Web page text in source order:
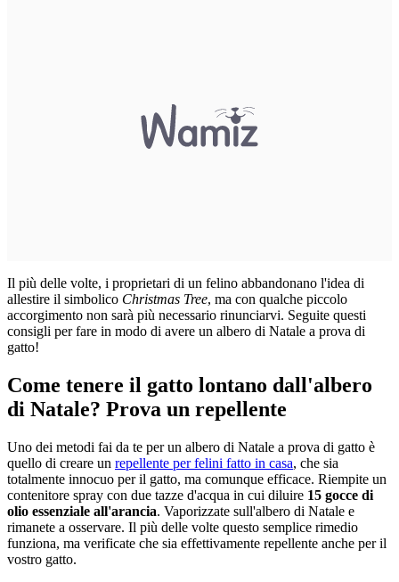
Il più delle volte, i proprietari di un felino abbandonano l'idea di
allestire il simbolico Christmas Tree, ma con qualche piccolo
accorgimento non sarà più necessario rinunciarvi. Seguite questi
consigli per fare in modo di avere un albero di Natale a prova di
gatto!
Come tenere il gatto lontano dall'albero
di Natale? Prova un repellente
Uno dei metodi fai da te per un albero di Natale a prova di gatto è
quello di creare un repellente per felini fatto in casa, che sia
totalmente innocuo per il gatto, ma comunque efficace. Riempite un
contenitore spray con due tazze d'acqua in cui diluire 15 gocce di
olio essenziale all'arancia. Vaporizzate sull'albero di Natale e
rimanete a osservare. Il più delle volte questo semplice rimedio
funziona, ma verificate che sia effettivamente repellente anche per il
vostro gatto.